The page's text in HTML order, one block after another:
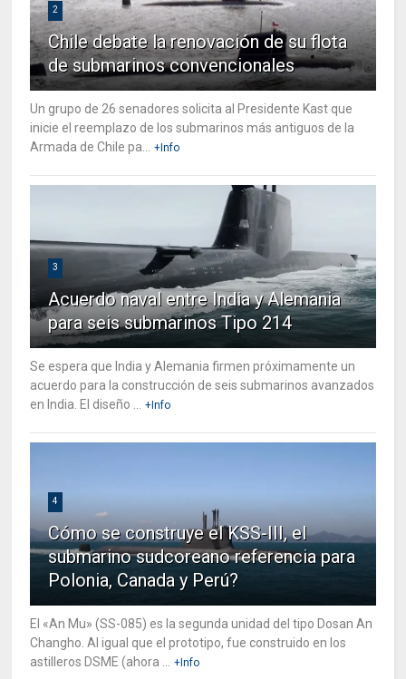
2
Chile debate la renovación de su flota
de submarinos convencionales
Un grupo de 26 senadores solicita al Presidente Kast que
inicie el reemplazo de los submarinos más antiguos de la
Armada de Chile pa...
+Info
3
Acuerdo naval entre India y Alemania
para seis submarinos Tipo 214
Se espera que India y Alemania firmen próximamente un
acuerdo para la construcción de seis submarinos avanzados
en India. El diseño ...
+Info
4
Cómo se construye el KSS-III, el
submarino sudcoreano referencia para
Polonia, Canada y Perú?
El «An Mu» (SS-085) es la segunda unidad del tipo Dosan An
Changho. Al igual que el prototipo, fue construido en los
astilleros DSME (ahora ...
+Info